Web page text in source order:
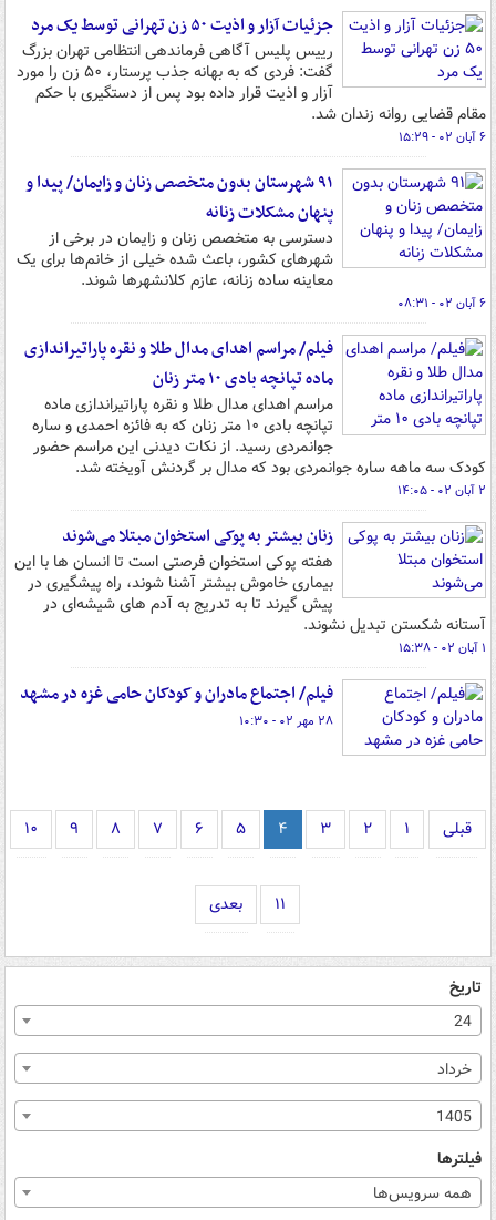
جزئیات آزار و اذیت ۵۰ زن تهرانی توسط یک مرد
رییس پلیس آگاهی فرماندهی انتظامی تهران بزرگ
گفت: فردی که به بهانه جذب پرستار، ۵۰ زن را مورد
آزار و اذیت قرار داده بود پس از دستگیری با حکم
مقام قضایی روانه زندان شد.
۶ آبان ۰۲ - ۱۵:۲۹
۹۱ شهرستان بدون متخصص زنان و زایمان/ پیدا و
پنهان مشکلات زنانه
دسترسی به متخصص زنان و زایمان در برخی از
شهرهای کشور، باعث شده خیلی از خانم‌ها برای یک
معاینه ساده زنانه، عازم کلانشهرها شوند.
۶ آبان ۰۲ - ۰۸:۳۱
فیلم/ مراسم اهدای مدال طلا و نقره پاراتیراندازی
ماده تپانچه بادی ۱۰ متر زنان
مراسم اهدای مدال طلا و نقره پاراتیراندازی ماده
تپانچه بادی ۱۰ متر زنان که به فائزه احمدی و ساره
جوانمردی رسید. از نکات دیدنی این مراسم حضور
کودک سه ماهه ساره جوانمردی بود که مدال بر گردنش آویخته شد.
۲ آبان ۰۲ - ۱۴:۰۵
زنان بیشتر به پوکی استخوان مبتلا می‌شوند
هفته پوکی استخوان فرصتی است تا انسان ها با این
بیماری خاموش بیشتر آشنا شوند، راه پیشگیری در
پیش گیرند تا به تدریج به آدم های شیشه‌ای در
آستانه شکستن تبدیل نشوند.
۱ آبان ۰۲ - ۱۵:۳۸
فیلم/ اجتماع مادران و کودکان حامی غزه در مشهد
۲۸ مهر ۰۲ - ۱۰:۳۰
قبلی ۱ ۲ ۳ ۴ ۵ ۶ ۷ ۸ ۹ ۱۰
۱۱ بعدی
تاریخ
24
خرداد
1405
فیلترها
همه سرویس‌ها